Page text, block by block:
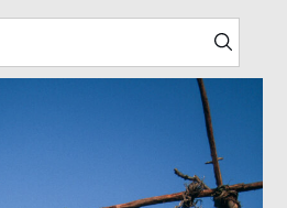
Search